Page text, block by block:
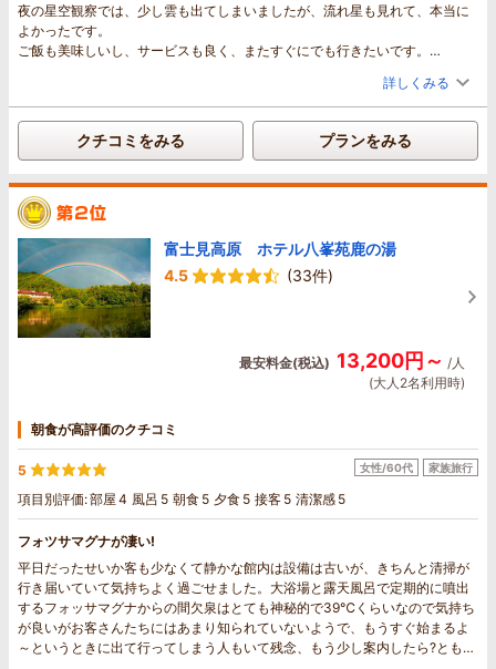
夜の星空観察では、少し雲も出てしまいましたが、流れ星も見れて、本当に
よかったです。
ご飯も美味しいし、サービスも良く、またすぐにでも行きたいです。
詳しくみる
クチコミをみる プランをみる
富士見高原 ホテル八峯苑鹿の湯
4.5
(33件)
最安料金(税込) 13,200円～ /人
(大人2名利用時)
朝食が高評価のクチコミ
5
項目別評価:部屋 4 風呂 5 朝食 5 夕食 5 接客 5 清潔感 5
女性/60代 家族旅行
フォツサマグナが凄い!
平日だったせいか客も少なくて静かな館内は設備は古いが、きちんと清掃が
行き届いていて気持ちよく過ごせました。大浴場と露天風呂で定期的に噴出
するフォッサマグナからの間欠泉はとても神秘的で39℃くらいなので気持ち
が良いがお客さんたちにはあまり知られていないようで、もうすぐ始まるよ
～というときに出て行ってしまう人もいて残念、もう少し案内したら?とも思